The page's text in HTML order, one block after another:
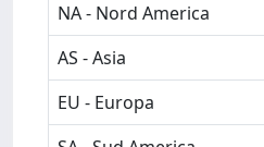
NA - Nord America
AS - Asia
EU - Europa